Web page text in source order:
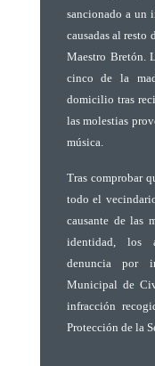
sancionado a un
causadas al resto
Maestro Bretón.
cinco de la
domicilio tras
las molestias
música.
Tras comprobar
todo el
causante de las
identidad, los
denuncia por
Municipal de
infracción
Protección de la